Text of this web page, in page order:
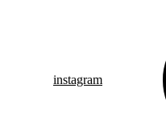
instagram